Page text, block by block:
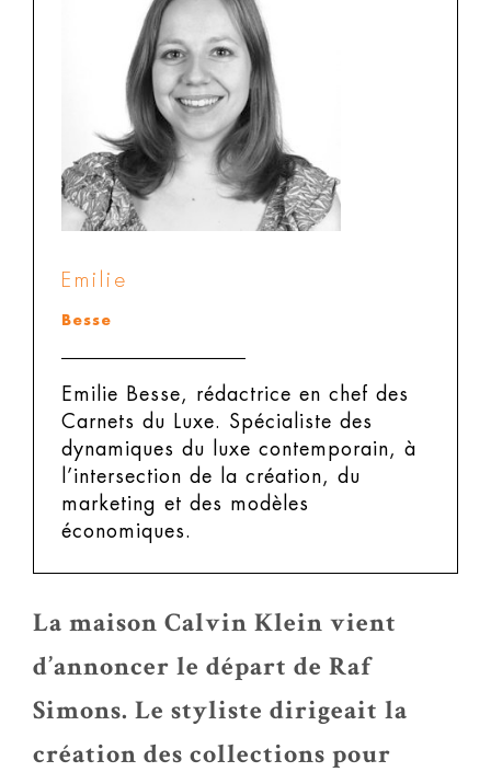
Emilie
Besse
Emilie Besse, rédactrice en chef des
Carnets du Luxe.
Spécialiste des
dynamiques du luxe contemporain, à
l’intersection de la création, du
marketing et des modèles
économiques.
La maison Calvin Klein vient
d’annoncer le départ de Raf
Simons. Le styliste dirigeait la
création des collections pour